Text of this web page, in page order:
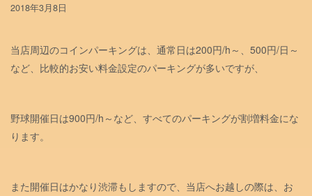
2018年3月8日
当店周辺のコインパーキングは、通常日は200円/h～、500円/日～
など、比較的お安い料金設定のパーキングが多いですが、
野球開催日は900円/h～など、すべてのパーキングが割増料金にな
ります。
また開催日はかなり渋滞もしますので、当店へお越しの際は、お